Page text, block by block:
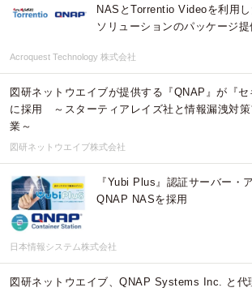
NASとTorrentio Videoを利用
ソリューションのパッケージ
Acroquest Technology 株式会社
図研ネットウエイブが提供する『QNAP』が『セ
に採用 ～スターティアレイズ社と情報漏洩対
業～
図研ネットウエイブ株式会社
『Yubi Plus』認証サーバー・
QNAP NASを採用
日本情報システム株式会社
図研ネットウエイブ、QNAP Systems Inc. と代